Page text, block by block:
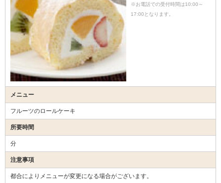
※お電話での受付時間は10:00～
17:00となります。
メニュー
フルーツのロールケーキ
所要時間
分
注意事項
都合によりメニューが変更になる場合がございます。